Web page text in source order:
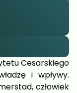
Cesarskiego
i wpływy.
człowiek